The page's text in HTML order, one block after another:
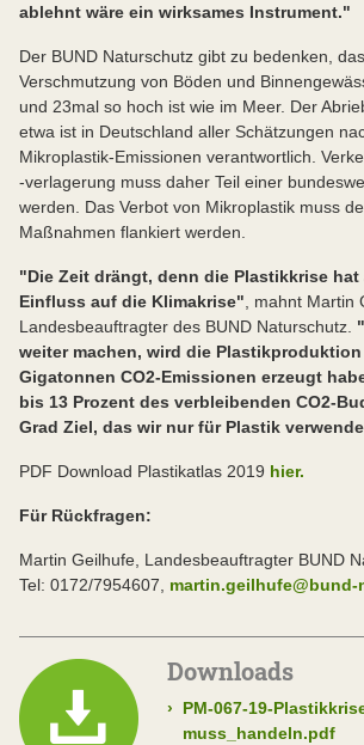
ablehnt wäre ein wirksames Instrument."
Der BUND Naturschutz gibt zu bedenken,
Verschmutzung von Böden und
und 23­mal so hoch ist wie im Meer. Der
etwa ist in Deutschland aller Schätzungen
Mikroplastik-Emissionen verantwortlich.
-verlagerung muss daher Teil einer
werden. Das Verbot von Mikroplastik muss
Maßnahmen flankiert werden.
"Die Zeit drängt, denn die Plastikkrise
Einfluss auf die Klimakrise" , mahnt Martin
Landesbeauftragter des BUND Naturschutz.
weiter machen, wird die
Gigatonnen CO2-Emissionen erzeugt
bis 13 Prozent des verbleibenden CO2-
Grad Ziel, das wir nur für Plastik
PDF Download Plastikatlas 2019 hier.
Für Rückfragen:
Martin Geilhufe, Landesbeauftragter BUND
Tel: 0172/7954607,
Downloads
›
PM-067-19-
muss_handeln.pdf